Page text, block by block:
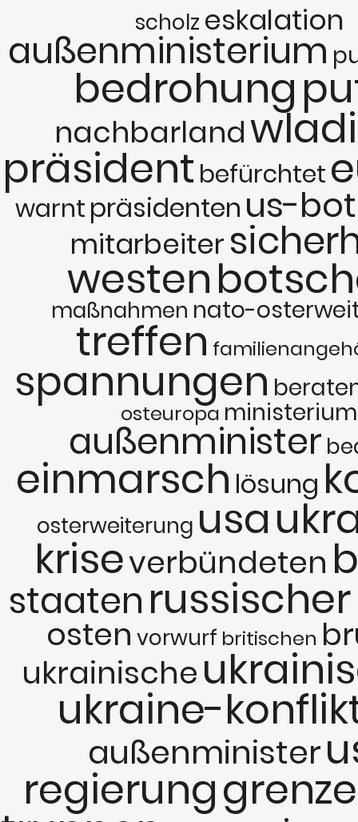
scholz eskalation
außenministerium
bedrohung
nachbarland
präsident befürchtet
warntpräsidenten us-
mitarbeiter
westen
maßnahmen nato-
treffen
spannungen
osteuropa ministerium
außenminister
einmarsch lösung
osterweiterung usa
kriseverbündeten
staatenrussischer
osten vorwurf britischen
ukrainische
ukraine-
außenminister
regierunggrenze